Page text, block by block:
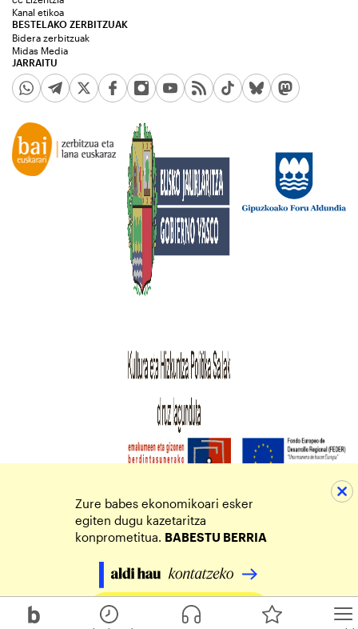
JARRAITU
Kanal etikoa
BESTELAKO ZERBITZUAK
Bidera zerbitzuak
Midas Media
Zure babes ekonomikoari esker
egiten dugu kazetaritza
konprometitua. BABESTU BERRIA
Egin zure ekarpena